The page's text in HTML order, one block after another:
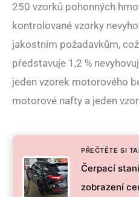
250 vzorků pohonných
kontrolované vzorky
jakostním požadavkům,
představuje 1,2 %
jeden vzorek motorového
motorové nafty a jeden
PŘEČTĚTE SI
Čerpací
zobrazení